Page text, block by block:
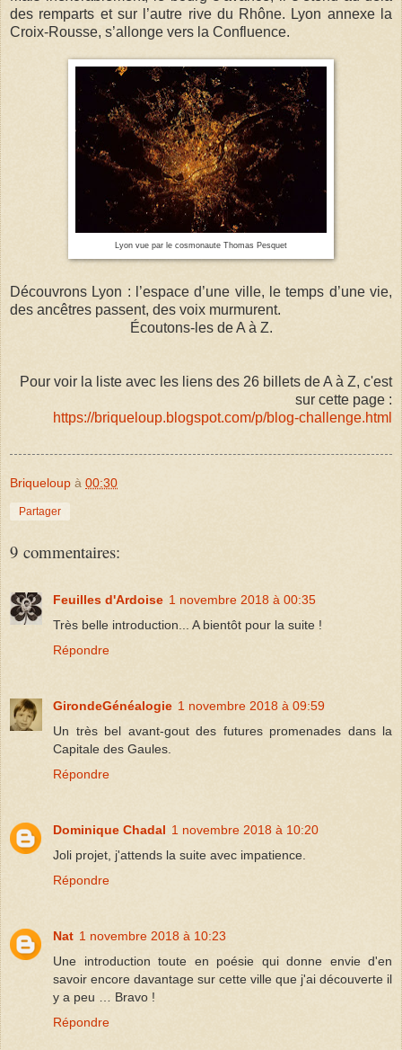
des remparts et sur l’autre rive du Rhône. Lyon annexe la
Croix-Rousse, s’allonge vers la Confluence.
Lyon vue par le cosmonaute Thomas Pesquet
Découvrons Lyon : l’espace d’une ville, le temps d’une vie,
des ancêtres passent, des voix murmurent.
Écoutons-les de A à Z.
Pour voir la liste avec les liens des 26 billets de A à Z, c'est
sur cette page :
https://briqueloup.blogspot.com/p/blog-challenge.html
Briqueloup à 00:30
Partager
9 commentaires:
Feuilles d'Ardoise 1 novembre 2018 à 00:35
Très belle introduction... A bientôt pour la suite !
Répondre
GirondeGénéalogie 1 novembre 2018 à 09:59
Un très bel avant-gout des futures promenades dans la
Capitale des Gaules.
Répondre
Dominique Chadal 1 novembre 2018 à 10:20
Joli projet, j'attends la suite avec impatience.
Répondre
Nat 1 novembre 2018 à 10:23
Une introduction toute en poésie qui donne envie d'en
savoir encore davantage sur cette ville que j'ai découverte il
y a peu … Bravo !
Répondre